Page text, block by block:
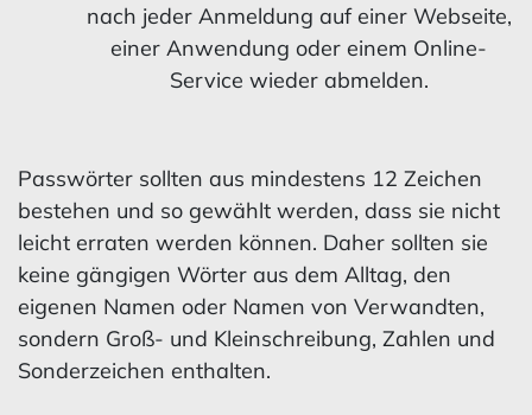
nach jeder Anmeldung auf einer Webseite,
einer Anwendung oder einem Online-
Service wieder abmelden.
Passwörter sollten aus mindestens 12 Zeichen
bestehen und so gewählt werden, dass sie nicht
leicht erraten werden können. Daher sollten sie
keine gängigen Wörter aus dem Alltag, den
eigenen Namen oder Namen von Verwandten,
sondern Groß- und Kleinschreibung, Zahlen und
Sonderzeichen enthalten.